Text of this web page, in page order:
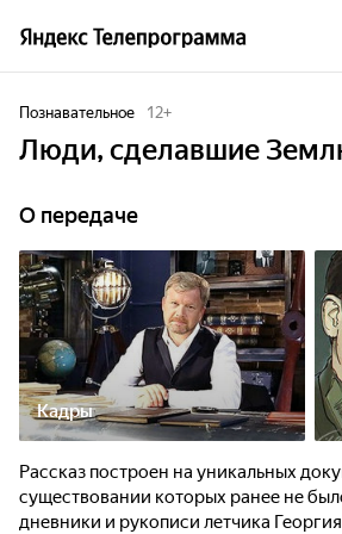
Познавательное 12+
Люди, сделавшие
О передаче
Кадры
Рассказ построен на уникальных
существовании которых ранее не
дневники и рукописи летчика